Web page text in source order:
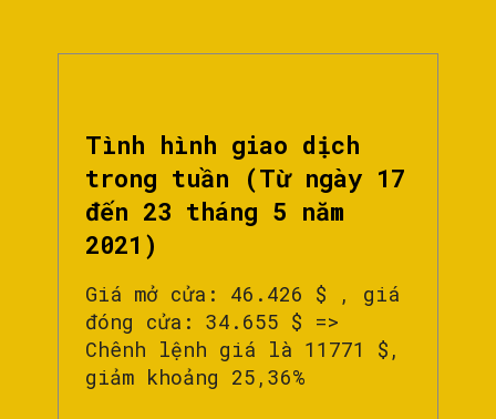
Tình hình giao dịch
trong tuần (Từ ngày 17
đến 23 tháng 5 năm
2021)
Giá mở cửa: 46.426 $ , giá
đóng cửa: 34.655 $ =>
Chênh lệnh giá là 11771 $,
giảm khoảng 25,36%